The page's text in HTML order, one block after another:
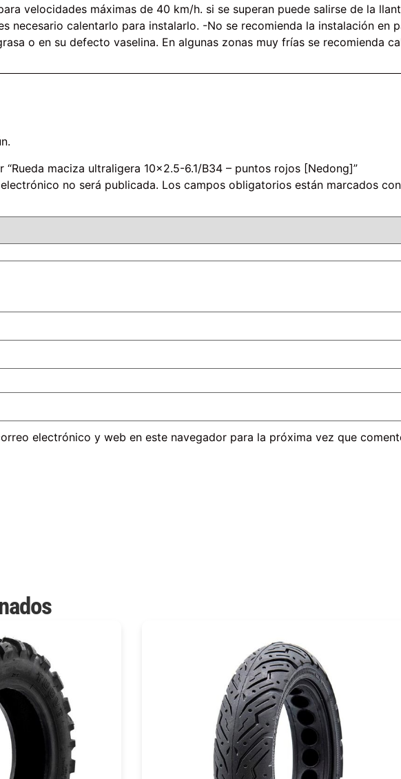
velocidades máximas de 40 km/h. si se superan puede salirse de la
necesario calentarlo para instalarlo. -No se recomienda la instalación en
o en su defecto vaselina. En algunas zonas muy frías se recomienda
“Rueda maciza ultraligera 10×2.5-6.1/B34 – puntos rojos [Nedong]”
no será publicada. Los campos obligatorios están marcados con
electrónico y web en este navegador para la próxima vez que